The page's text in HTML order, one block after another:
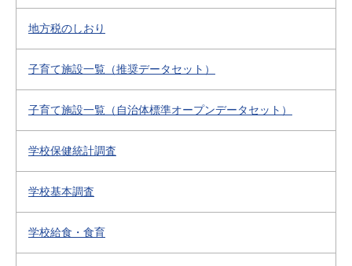
地方税のしおり
子育て施設一覧（推奨データセット）
子育て施設一覧（自治体標準オープンデータセット）
学校保健統計調査
学校基本調査
学校給食・食育